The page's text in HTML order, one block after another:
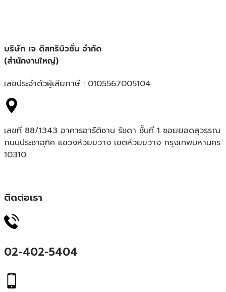
บริษัท เจ ดิสทริบิวชั่น จำกัด
(สำนักงานใหญ่)
เลขประจำตัวผู้เสียภาษี : 0105567005104
เลขที่ 88/1343 อาคารอาร์ติซาน รัชดา ชั้นที่ 1 ซอยยอดสุวรรณ
ถนนประชาอุทิศ แขวงห้วยขวาง เขตห้วยขวาง กรุงเทพมหานคร
10310
ติดต่อเรา
02-402-5404